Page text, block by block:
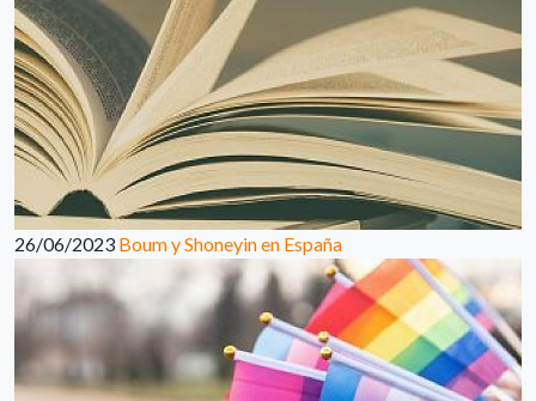
26/06/2023 Boum y Shoneyin en España